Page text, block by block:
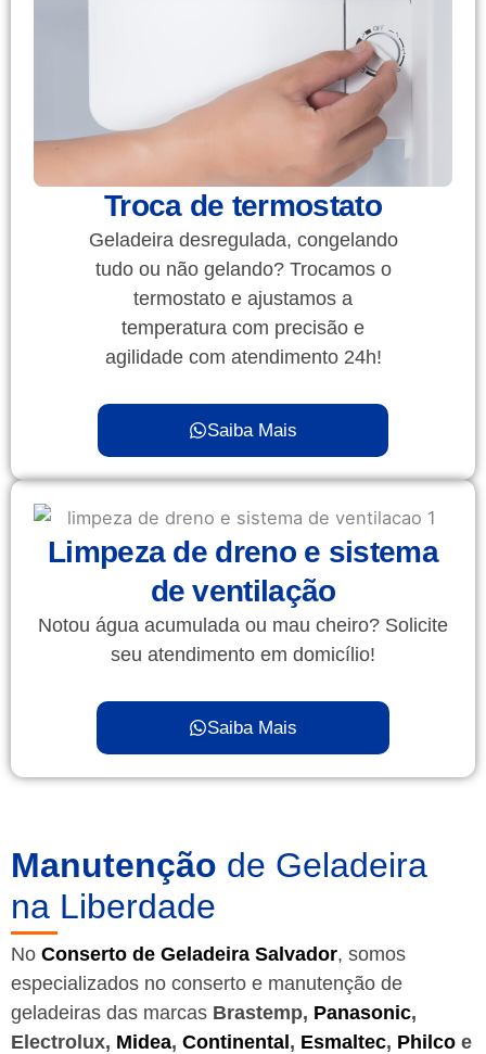
Troca de termostato
Geladeira desregulada, congelando
tudo ou não gelando? Trocamos o
termostato e ajustamos a
temperatura com precisão e
agilidade com atendimento 24h!
Saiba Mais
Limpeza de dreno e sistema
de ventilação
Notou água acumulada ou mau cheiro? Solicite
seu atendimento em domicílio!
Saiba Mais
Manutenção de Geladeira
na Liberdade
No Conserto de Geladeira Salvador, somos
especializados no conserto e manutenção de
geladeiras das marcas Brastemp, Panasonic,
Electrolux, Midea, Continental, Esmaltec, Philco e